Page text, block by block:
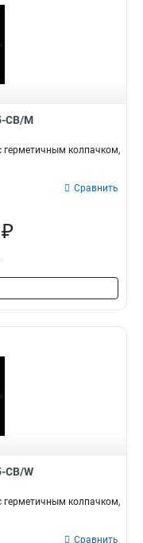
CB/M
герметичным колпачком,
Сравнить
CB/W
герметичным колпачком,
Сравнить